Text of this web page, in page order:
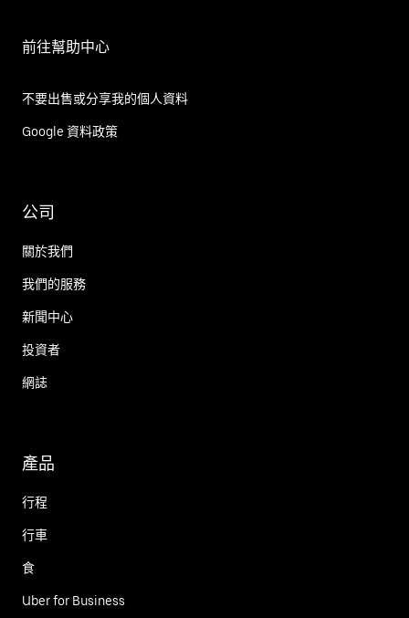
前往幫助中心
不要出售或分享我的個人資料
Google 資料政策
公司
關於我們
我們的服務
新聞中心
投資者
網誌
產品
行程
行車
食
Uber for Business